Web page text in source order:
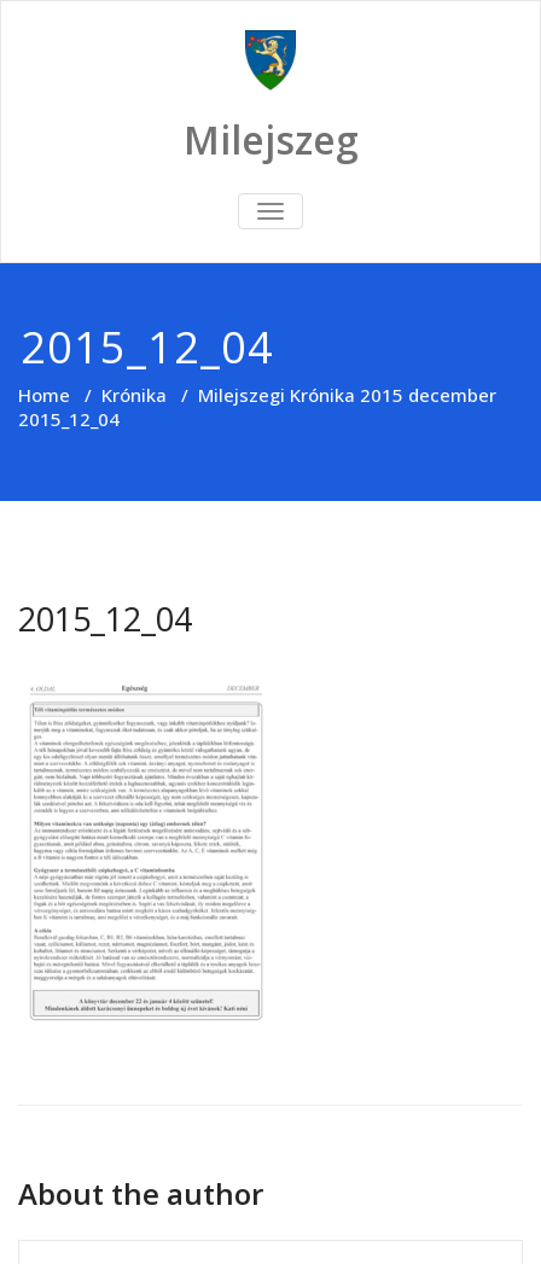
Milejszeg
TOGGLE
NAVIGATION
2015_12_04
Home / Krónika / Milejszegi Krónika 2015 december
2015_12_04
2015_12_04
About the author